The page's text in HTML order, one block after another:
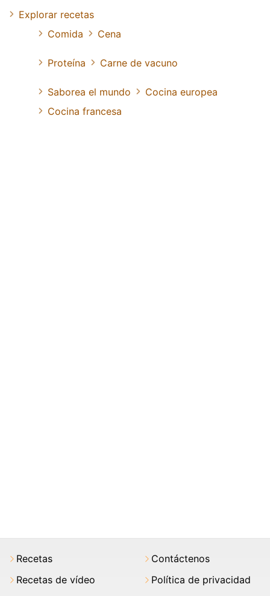
Explorar recetas
Comida
Cena
Proteína Carne de vacuno
Saborea el mundo
Cocina europea
Cocina francesa
Recetas
Recetas de vídeo
Contáctenos
Política de privacidad